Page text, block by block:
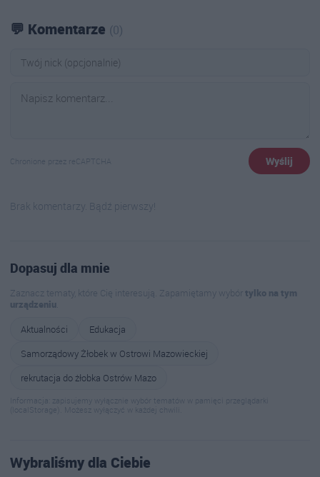
💬 Komentarze (0)
Chronione przez reCAPTCHA Wyślij
Brak komentarzy. Bądź pierwszy!
Dopasuj dla mnie
Zaznacz tematy, które Cię interesują. Zapamiętamy wybórtylko na tym
urządzeniu.
Aktualności
Edukacja
Samorządowy Żłobek w Ostrowi Mazowieckiej
rekrutacja do żłobka Ostrów Mazo
Informacja: zapisujemy wyłącznie wybór tematów w pamięci przeglądarki
(localStorage). Możesz wyłączyć w każdej chwili.
Wybraliśmy dla Ciebie